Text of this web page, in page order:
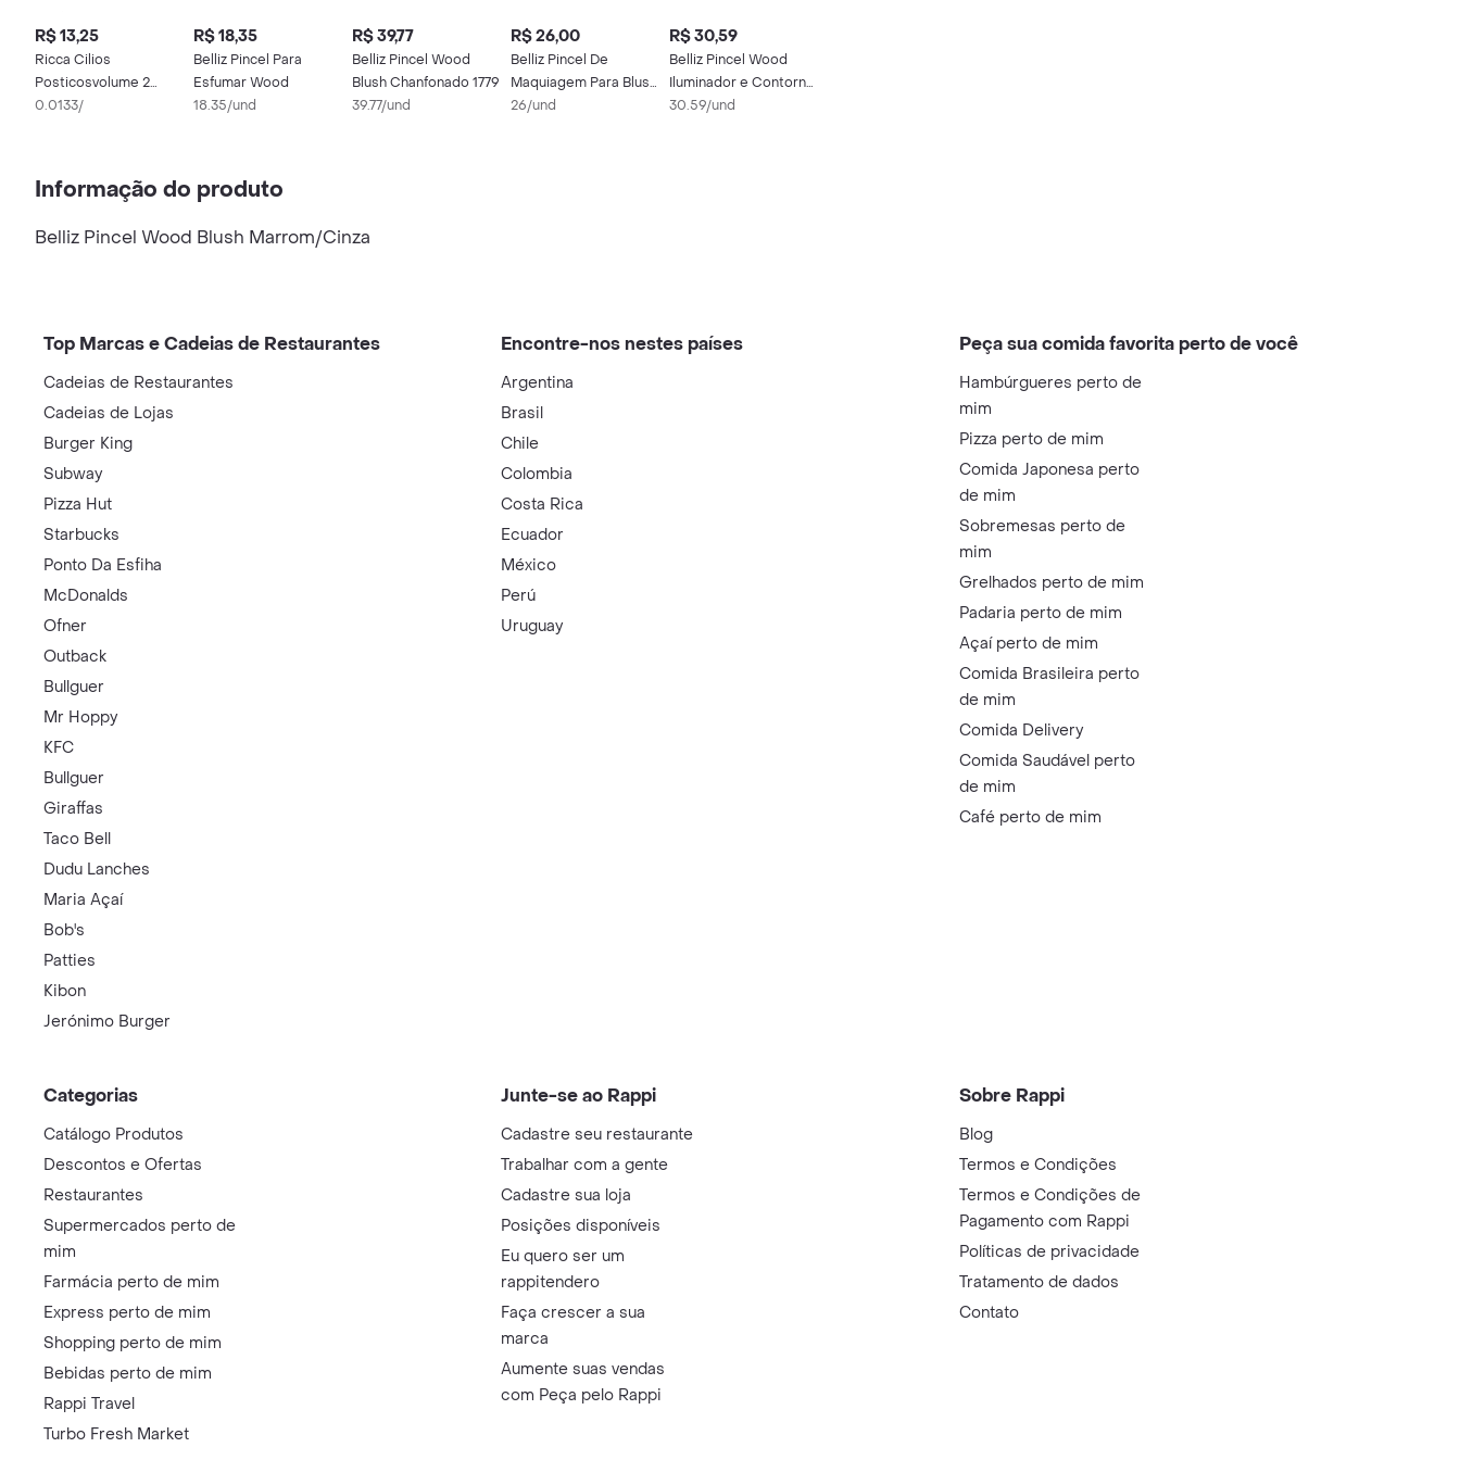
R$ 13,25
Ricca Cilios
Posticosvolume 2
Medio Ref:2676
0.0133/
R$ 18,35
Belliz Pincel Para
Esfumar Wood
18.35/und
R$ 39,77
Belliz Pincel Wood
Blush Chanfonado 1779
39.77/und
R$ 26,00
Belliz Pincel De
Maquiagem Para Blush
501
26/und
R$ 30,59
Belliz Pincel Wood
Iluminador e Contorno
Marrom / Cinza / Preto
30.59/und
Informação do produto
Belliz Pincel Wood Blush Marrom/Cinza
Top Marcas e Cadeias de Restaurantes
Cadeias de Restaurantes
Cadeias de Lojas
Burger King
Subway
Pizza Hut
Starbucks
Ponto Da Esfiha
McDonalds
Ofner
Outback
Bullguer
Mr Hoppy
KFC
Bullguer
Giraffas
Taco Bell
Dudu Lanches
Maria Açaí
Bob's
Patties
Kibon
Jerónimo Burger
Encontre-nos nestes países
Argentina
Brasil
Chile
Colombia
Costa Rica
Ecuador
México
Perú
Uruguay
Peça sua comida favorita perto de você
Hambúrgueres perto de
mim
Pizza perto de mim
Comida Japonesa perto
de mim
Sobremesas perto de
mim
Grelhados perto de mim
Padaria perto de mim
Açaí perto de mim
Comida Brasileira perto
de mim
Comida Delivery
Comida Saudável perto
de mim
Café perto de mim
Categorias
Catálogo Produtos
Descontos e Ofertas
Restaurantes
Supermercados perto de
mim
Farmácia perto de mim
Express perto de mim
Shopping perto de mim
Bebidas perto de mim
Rappi Travel
Turbo Fresh Market
Junte-se ao Rappi
Cadastre seu restaurante
Trabalhar com a gente
Cadastre sua loja
Posições disponíveis
Eu quero ser um
rappitendero
Faça crescer a sua
marca
Aumente suas vendas
com Peça pelo Rappi
Sobre Rappi
Blog
Termos e Condições
Termos e Condições de
Pagamento com Rappi
Políticas de privacidade
Tratamento de dados
Contato